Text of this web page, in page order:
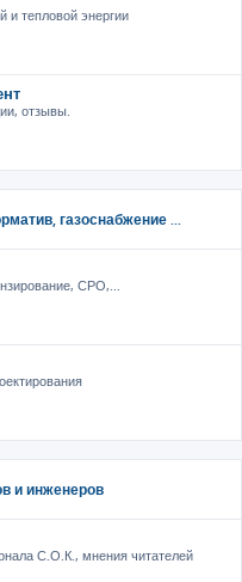
и тепловой энергии
отзывы.
газоснабжение ...
СРО,...
и инженеров
С.О.К., мнения читателей